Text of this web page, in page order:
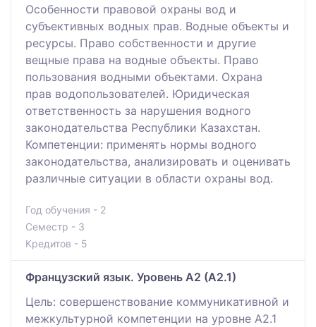
Особенности правовой охраны вод и
субъективных водных прав. Водные объекты и
ресурсы. Право собственности и другие
вещные права на водные объекты. Право
пользования водными объектами. Охрана
прав водопользователей. Юридическая
ответственность за нарушения водного
законодательства Республики Казахстан.
Компетенции: применять нормы водного
законодательства, анализировать и оценивать
различные ситуации в области охраны вод.
Год обучения - 2
Семестр - 3
Кредитов - 5
Французский язык. Уровень А2 (А2.1)
Цель: совершенствование коммуникативной и
межкультурной компетенции на уровне А2.1